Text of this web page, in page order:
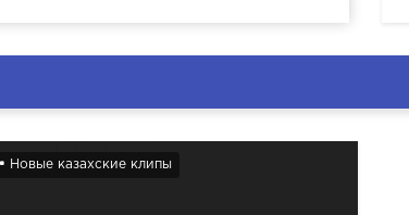
Новые казахские клипы